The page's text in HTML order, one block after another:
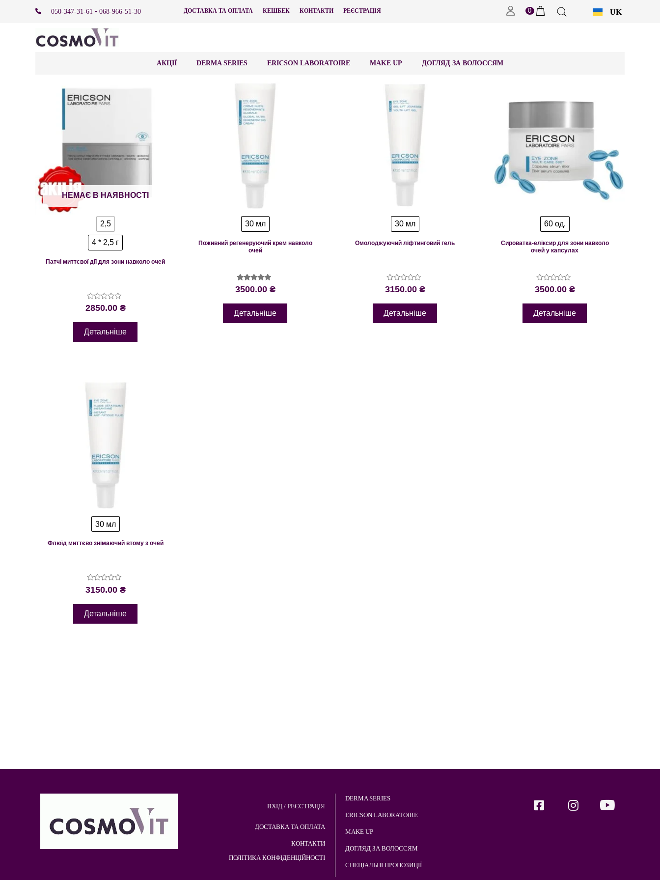
050-347-31-61 • 068-966-51-30 ДОСТАВКА ТА ОПЛАТА КЕШБЕК КОНТАКТИ РЕЄСТРАЦІЯ 0 UK
RU
АКЦІЇ DERMA SERIES ERICSON LABORATOIRE MAKE UP ДОГЛЯД ЗА ВОЛОССЯМ
НЕМАЄ В НАЯВНОСТІ
2,5
4 * 2,5 г
Патчі миттєвої дії для зони навколо очей
Оцінено
в
5
2850.00 ₴
Детальніше
30 мл
Поживний регенеруючий крем навколо
очей
Оцінено в
5.00
3500.00 ₴
Детальніше
30 мл
Омолоджуючий ліфтинговий гель
Оцінено
в
5
3150.00 ₴
Детальніше
60 од.
Сироватка-еліксир для зони навколо
очей у капсулах
Оцінено
в
5
3500.00 ₴
Детальніше
30 мл
Флюїд миттєво знімаючий втому з очей
Оцінено
в
з
5
3150.00 ₴
Детальніше
ВХІД / РЕЄСТРАЦІЯ
ДОСТАВКА ТА ОПЛАТА
КОНТАКТИ
ПОЛІТИКА КОНФІДЕНЦІЙНОСТІ
DERMA SERIES
ERICSON LABORATOIRE
MAKE UP
ДОГЛЯД ЗА ВОЛОССЯМ
СПЕЦІАЛЬНІ ПРОПОЗИЦІЇ